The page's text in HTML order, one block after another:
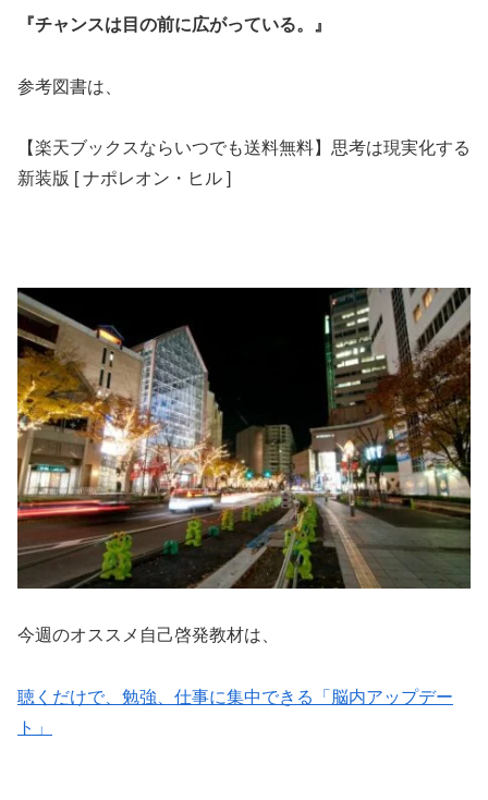
『チャンスは目の前に広がっている。』
参考図書は、
【楽天ブックスならいつでも送料無料】思考は現実化する
新装版 [ ナポレオン・ヒル ]
今週のオススメ自己啓発教材は、
聴くだけで、勉強、仕事に集中できる「脳内アップデー
ト」